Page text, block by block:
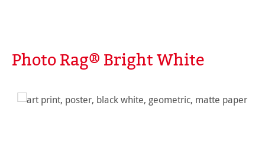
Photo Rag® Bright White
Ignorer la galerie d'images